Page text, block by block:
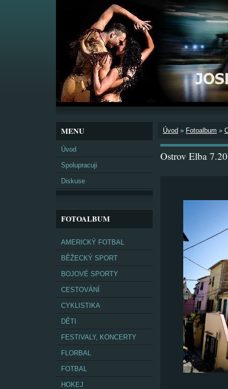
MENU
Úvod
Spolupracuji
Diskuse
FOTOALBUM
AMERICKÝ FOTBAL
BĚŽECKÝ SPORT
BOJOVÉ SPORTY
CESTOVÁNÍ
CYKLISTIKA
DĚTI
FESTIVALY, KONCERTY
FLORBAL
FOTBAL
HOKEJ
Úvod » Fotoalbum »
Ostrov Elba